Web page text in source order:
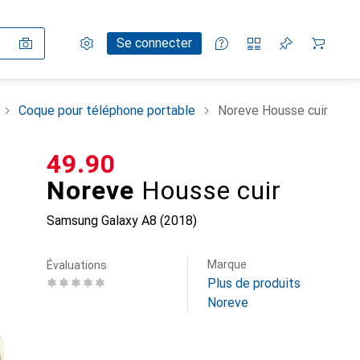
Paramètres
Compte clientSe connecter
Listes de comparaison
Listes d'envies
Panier
Coque pour téléphone portable Noreve Housse cuir
Noreve Housse cuir
Samsung Galaxy A8 (2018)
CHF
49.90
Évaluations Marque
Plus de produits
Noreve